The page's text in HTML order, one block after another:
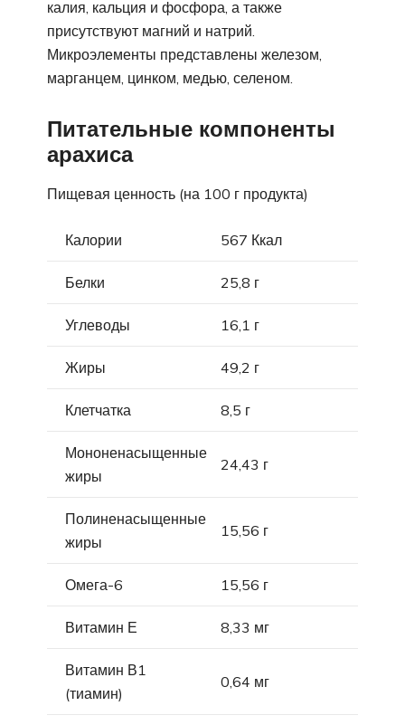
калия, кальция и фосфора, а также
присутствуют магний и натрий.
Микроэлементы представлены железом,
марганцем, цинком, медью, селеном.
Питательные компоненты
арахиса
Пищевая ценность (на 100 г продукта)
Калории 567 Ккал
Белки 25,8 г
Углеводы 16,1 г
Жиры 49,2 г
Клетчатка 8,5 г
Мононенасыщенные
жиры
24,43 г
Полиненасыщенные
жиры
15,56 г
Омега-6 15,56 г
Витамин Е 8,33 мг
Витамин В1
(тиамин)
0,64 мг